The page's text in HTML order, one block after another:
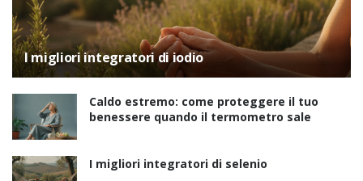
I migliori integratori di iodio
Caldo estremo: come proteggere il tuo
benessere quando il termometro sale
I migliori integratori di selenio